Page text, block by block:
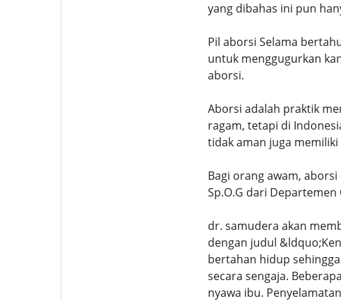
yang dibahas ini pun
Pil aborsi Selama
untuk menggugurkan
aborsi.
Aborsi adalah praktik
ragam, tetapi di
tidak aman juga
Bagi orang awam,
Sp.O.G dari
dr. samudera akan
dengan judul
bertahan hidup
secara sengaja.
nyawa ibu.